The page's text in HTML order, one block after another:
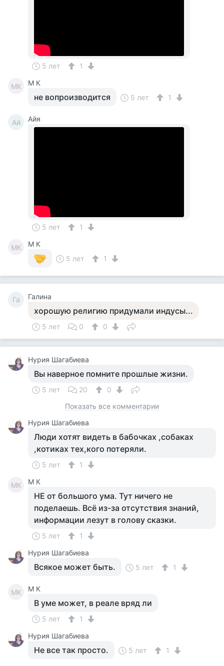
5 лет 1
MК M К
не вопроизводится 5 лет 1
Ай Айя
5 лет 1
MК
M К
5 лет
1
Га Галина
хорошую религию придумали индусы...
5 лет 0 0
Нурия Шагабиева
Вы наверное помните прошлые жизни.
5 лет 20
0
Показать все комментарии
Нурия Шагабиева
Люди хотят видеть в бабочках ,собаках
,котиках тех,кого потеряли.
5 лет 1
MК M К
НЕ от большого ума. Тут ничего не
поделаешь. Всё из-за отсутствия знаний,
информации лезут в голову сказки.
5 лет
1
Нурия Шагабиева
Всякое может быть. 5 лет 1
MК M К
В уме может, в реале вряд ли
5 лет
1
Нурия Шагабиева
Не все так просто. 5 лет 1